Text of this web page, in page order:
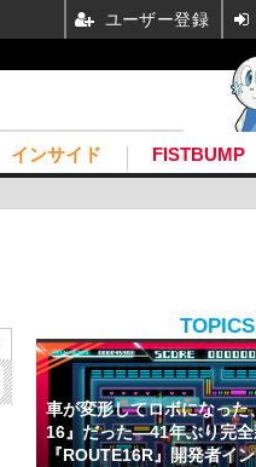
インサイド FISTBUMP
TOPICS
車が変形してロボになった
16』だった―41年ぶり完
『ROUTE16R』開発者イ
ユーザー登録